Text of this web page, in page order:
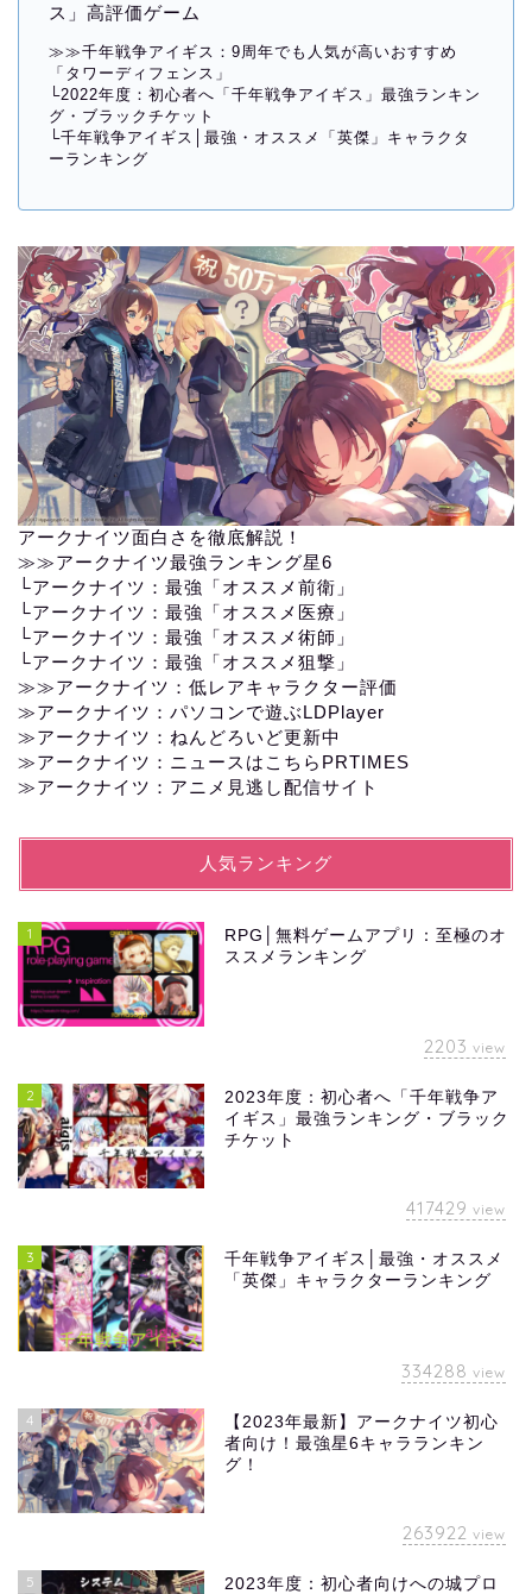
ス」高評価ゲーム
≫≫千年戦争アイギス：9周年でも人気が高いおすすめ
「タワーディフェンス」
└2022年度：初心者へ「千年戦争アイギス」最強ランキン
グ・ブラックチケット
└千年戦争アイギス│最強・オススメ「英傑」キャラクタ
ーランキング
アークナイツ面白さを徹底解説！
≫≫アークナイツ最強ランキング星6
└アークナイツ：最強「オススメ前衛」
└アークナイツ：最強「オススメ医療」
└アークナイツ：最強「オススメ術師」
└アークナイツ：最強「オススメ狙撃」
≫≫アークナイツ：低レアキャラクター評価
≫アークナイツ：パソコンで遊ぶLDPlayer
≫アークナイツ：ねんどろいど更新中
≫アークナイツ：ニュースはこちらPRTIMES
≫アークナイツ：アニメ見逃し配信サイト
人気ランキング
1
RPG│無料ゲームアプリ：至極のオ
ススメランキング
2203 view
2
2023年度：初心者へ「千年戦争ア
イギス」最強ランキング・ブラック
チケット
417429 view
3
千年戦争アイギス│最強・オススメ
「英傑」キャラクターランキング
334288 view
4
【2023年最新】アークナイツ初心
者向け！最強星6キャラランキン
グ！
263922 view
5
2023年度：初心者向けへの城プロ